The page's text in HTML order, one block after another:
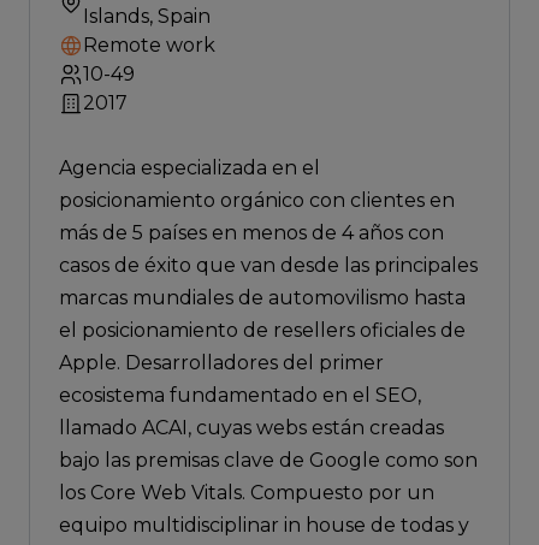
Islands, Spain
Remote work
10-49
2017
Agencia especializada en el
posicionamiento orgánico con clientes en
más de 5 países en menos de 4 años con
casos de éxito que van desde las principales
marcas mundiales de automovilismo hasta
el posicionamiento de resellers oficiales de
Apple. Desarrolladores del primer
ecosistema fundamentado en el SEO,
llamado ACAI, cuyas webs están creadas
bajo las premisas clave de Google como son
los Core Web Vitals. Compuesto por un
equipo multidisciplinar in house de todas y